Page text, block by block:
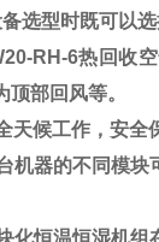
选型时既可以
RH-6热回收
部回风等。
天候工作，安全
机器的不同模
化恒温恒湿机